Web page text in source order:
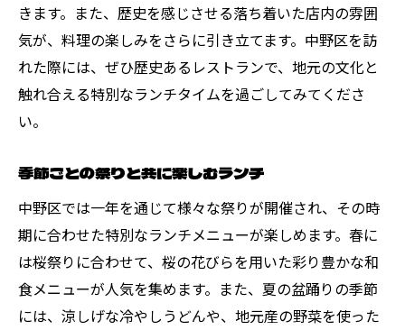
きます。また、歴史を感じさせる落ち着いた店内の雰囲
気が、料理の楽しみをさらに引き立てます。中野区を訪
れた際には、ぜひ歴史あるレストランで、地元の文化と
触れ合える特別なランチタイムを過ごしてみてくださ
い。
季節ごとの祭りと共に楽しむランチ
中野区では一年を通じて様々な祭りが開催され、その時
期に合わせた特別なランチメニューが楽しめます。春に
は桜祭りに合わせて、桜の花びらを用いた彩り豊かな和
食メニューが人気を集めます。また、夏の盆踊りの季節
には、涼しげな冷やしうどんや、地元産の野菜を使った